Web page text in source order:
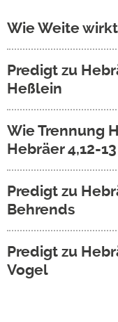
Wie Weite wirkt
Predigt zu
Heßlein
Wie Trennung
Hebräer 4,12-
Predigt zu
Behrends
Predigt zu
Vogel